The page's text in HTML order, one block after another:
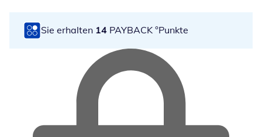
Sie erhalten 14 PAYBACK °Punkte